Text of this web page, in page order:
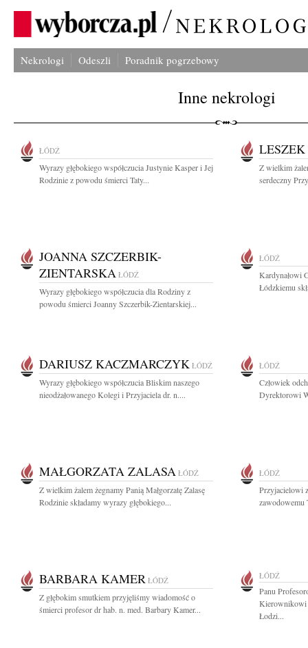
Nekrologi Odeszli Poradnik pogrzebowy
Inne nekrologi
ŁÓDŹ
Wyrazy głębokiego współczucia Justynie Kasper i Jej
Rodzinie z powodu śmierci Taty...
Z wielkim
serdeczny
JOANNA SZCZERBIK-
ZIENTARSKA ŁÓDŹ
Wyrazy głębokiego współczucia dla Rodziny z
powodu śmierci Joanny Szczerbik-Zientarskiej...
ŁÓDŹ
Kardynałowi
Łódzkiemu
DARIUSZ KACZMARCZYK ŁÓDŹ
Wyrazy głębokiego współczucia Bliskim naszego
nieodżałowanego Kolegi i Przyjaciela dr. n....
ŁÓDŹ
Człowiek
Dyrektorowi
MAŁGORZATA ZALASA ŁÓDŹ
Z wielkim żalem żegnamy Panią Małgorzatę Zalasę
Rodzinie składamy wyrazy głębokiego...
ŁÓDŹ
Przyjacielowi
zawodowemu
BARBARA KAMER ŁÓDŹ
Z głębokim smutkiem przyjęliśmy wiadomość o
śmierci profesor dr hab. n. med. Barbary Kamer...
ŁÓDŹ
Panu
Łodzi...